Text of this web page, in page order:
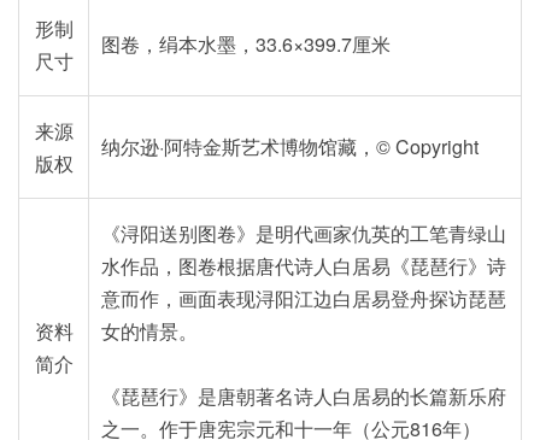
形制
尺寸
图卷，绢本水墨，33.6×399.7厘米
来源
版权
纳尔逊·阿特金斯艺术博物馆藏，© Copyright
资料
简介
《浔阳送别图卷》是明代画家仇英的工笔青绿山
水作品，图卷根据唐代诗人白居易《琵琶行》诗
意而作，画面表现浔阳江边白居易登舟探访琵琶
女的情景。
《琵琶行》是唐朝著名诗人白居易的长篇新乐府
之一。作于唐宪宗元和十一年（公元816年）